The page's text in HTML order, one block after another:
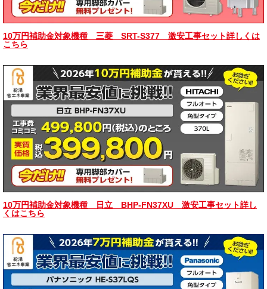
10万円補助金対象機種 三菱 SRT-S377 激安工事セット詳しくは
こちら
10万円補助金対象機種 日立 BHP-FN37XU 激安工事セット詳し
くはこちら